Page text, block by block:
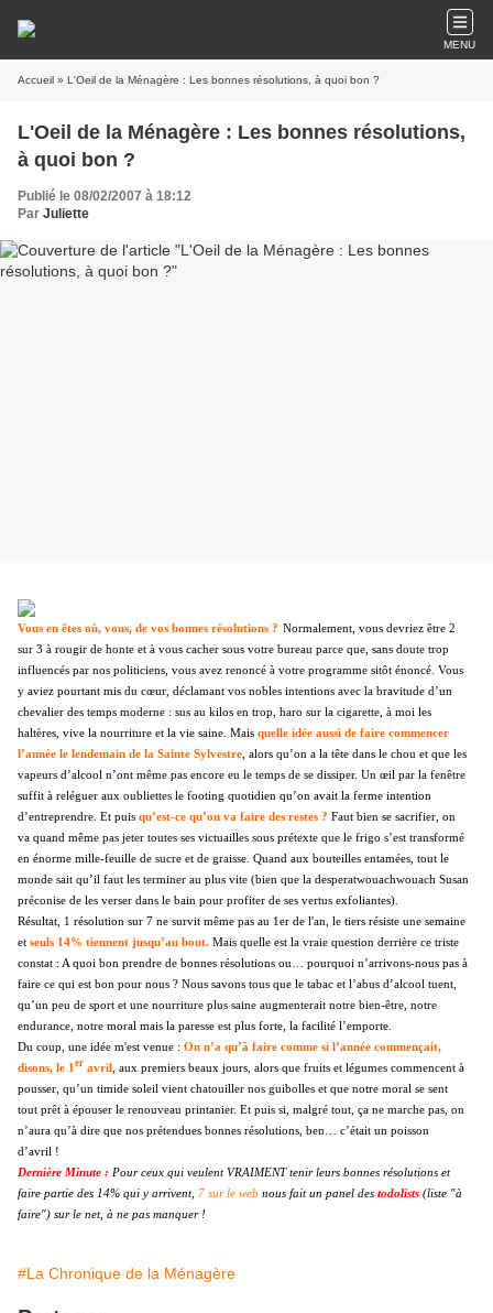
MENU
Accueil » L'Oeil de la Ménagère : Les bonnes résolutions, à quoi bon ?
L'Oeil de la Ménagère : Les bonnes résolutions,
à quoi bon ?
Publié le 08/02/2007 à 18:12
Par Juliette
Vous en êtes où, vous, de vos bonnes résolutions ? Normalement, vous devriez être 2
sur 3 à rougir de honte et à vous cacher sous votre bureau parce que, sans doute trop
influencés par nos politiciens, vous avez renoncé à votre programme sitôt énoncé. Vous
y aviez pourtant mis du cœur, déclamant vos nobles intentions avec la bravitude d’un
chevalier des temps moderne : sus au kilos en trop, haro sur la cigarette, à moi les
haltères, vive la nourriture et la vie saine. Mais quelle idée aussi de faire commencer
l’année le lendemain de la Sainte Sylvestre , alors qu’on a la tête dans le chou et que les
vapeurs d’alcool n’ont même pas encore eu le temps de se dissiper. Un œil par la fenêtre
suffit à reléguer aux oubliettes le footing quotidien qu’on avait la ferme intention
d’entreprendre. Et puis qu’est-ce qu’on va faire des restes ? Faut bien se sacrifier, on
va quand même pas jeter toutes ses victuailles sous prétexte que le frigo s’est transformé
en énorme mille-feuille de sucre et de graisse. Quand aux bouteilles entamées, tout le
monde sait qu’il faut les terminer au plus vite (bien que la desperatwouachwouach Susan
préconise de les verser dans le bain pour profiter de ses vertus exfoliantes).
Résultat, 1 résolution sur 7 ne survit même pas au 1er de l'an, le tiers résiste une semaine
et seuls 14% tiennent jusqu’au bout. Mais quelle est la vraie question derrière ce triste
constat : A quoi bon prendre de bonnes résolutions ou… pourquoi n’arrivons-nous pas à
faire ce qui est bon pour nous ? Nous savons tous que le tabac et l’abus d’alcool tuent,
qu’un peu de sport et une nourriture plus saine augmenterait notre bien-être, notre
endurance, notre moral mais la paresse est plus forte, la facilité l’emporte.
Du coup, une idée m'est venue : On n’a qu’à faire comme si l’année commençait,
disons, le 1 er avril
, aux premiers beaux jours, alors que fruits et légumes commencent à
pousser, qu’un timide soleil vient chatouiller nos guibolles et que notre moral se sent
tout prêt à épouser le renouveau printanier. Et puis si, malgré tout, ça ne marche pas, on
n’aura qu’à dire que nos prétendues bonnes résolutions, ben… c’était un poisson
d’avril !
Dernière Minute : Pour ceux qui veulent VRAIMENT tenir leurs bonnes résolutions et
faire partie des 14% qui y arrivent, 7 sur le web nous fait un panel des todolists (liste "à
faire") sur le net, à ne pas manquer !
#La Chronique de la Ménagère